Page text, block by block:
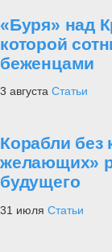
«Буря» над
которой
беженцами
3 августа Статьи
Корабли без
желающих»
будущего
31 июля Статьи